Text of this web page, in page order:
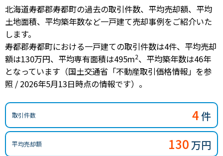
北海道寿都郡寿都町の過去の取引件数、平均売却額、平均
土地面積、平均築年数など一戸建て売却事例をご紹介いた
します。
寿都郡寿都町における一戸建ての取引件数は4件、 平均売却
額は130万円、 平均専有面積は495m2、 平均築年数は46年
となっています（国土交通省「不動産取引価格情報」を参
照 / 2026年5月13日時点の情報です）。
取引件数 4件
平均売却額 130 万円